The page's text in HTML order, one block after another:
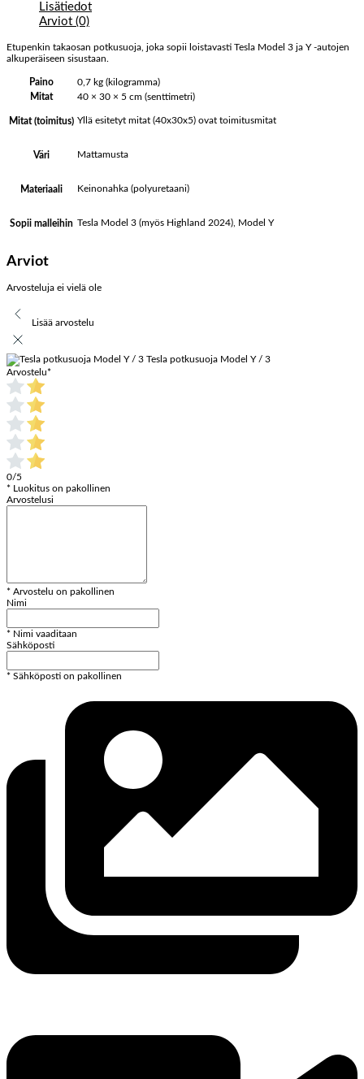
Lisätiedot
Arviot (0)
Etupenkin takaosan potkusuoja, joka sopii loistavasti Tesla Model 3 ja Y -autojen
alkuperäiseen sisustaan.
Paino
0,7 kg (kilogramma)
Mitat
40 × 30 × 5 cm (senttimetri)
Mitat (toimitus) Yllä esitetyt mitat (40x30x5) ovat toimitusmitat
Väri Mattamusta
Materiaali Keinonahka (polyuretaani)
Sopii malleihin Tesla Model 3 (myös Highland 2024), Model Y
Arviot
Arvosteluja ei vielä ole
Lisää arvostelu
Tesla potkusuoja Model Y / 3
Arvostelu*
0/5
* Luokitus on pakollinen
Arvostelusi
* Arvostelu on pakollinen
Nimi
* Nimi vaaditaan
Sähköposti
* Sähköposti on pakollinen